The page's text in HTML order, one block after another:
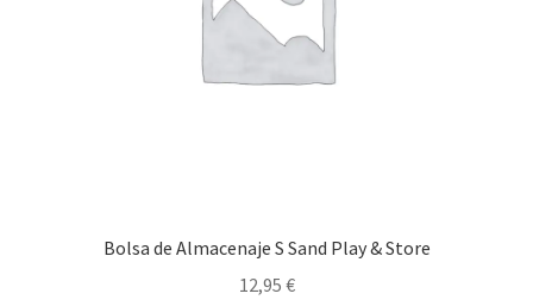
Bolsa de Almacenaje S Sand Play & Store
12,95 €